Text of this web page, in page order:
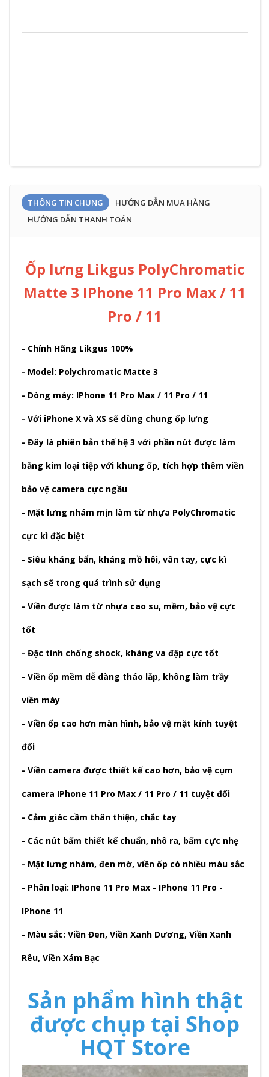
THÔNG TIN CHUNG
HƯỚNG DẪN MUA HÀNG
HƯỚNG DẪN THANH TOÁN
Ốp lưng Likgus PolyChromatic
Matte 3 IPhone 11 Pro Max / 11
Pro / 11
- Chính Hãng Likgus 100%
- Model: Polychromatic Matte 3
- Dòng máy: IPhone 11 Pro Max / 11 Pro / 11
- Với iPhone X và XS sẽ dùng chung ốp lưng
- Đây là phiên bản thế hệ 3 với phần nút được làm
bằng kim loại tiệp với khung ốp, tích hợp thêm viền
bảo vệ camera cực ngầu
- Mặt lưng nhám mịn làm từ nhựa PolyChromatic
cực kì đặc biệt
- Siêu kháng bẩn, kháng mồ hôi, vân tay, cực kì
sạch sẽ trong quá trình sử dụng
- Viền được làm từ nhựa cao su, mềm, bảo vệ cực
tốt
- Đặc tính chống shock, kháng va đập cực tốt
- Viền ốp mềm dễ dàng tháo lắp, không làm trầy
viền máy
- Viền ốp cao hơn màn hình, bảo vệ mặt kính tuyệt
đối
- Viền camera được thiết kế cao hơn, bảo vệ cụm
camera IPhone 11 Pro Max / 11 Pro / 11 tuyệt đối
- Cảm giác cầm thân thiện, chắc tay
- Các nút bấm thiết kế chuẩn, nhô ra, bấm cực nhẹ
- Mặt lưng nhám, đen mờ, viền ốp có nhiều màu sắc
- Phân loại: IPhone 11 Pro Max - IPhone 11 Pro -
IPhone 11
- Màu sắc: Viền Đen, Viền Xanh Dương, Viền Xanh
Rêu, Viền Xám Bạc
Sản phẩm hình thật
được chụp tại Shop
HQT Store